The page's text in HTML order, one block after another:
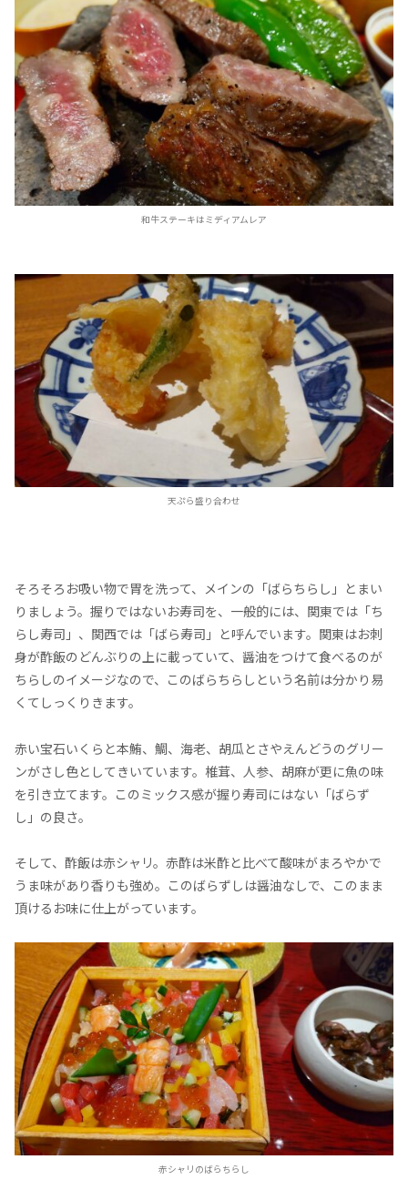
和牛ステーキはミディアムレア
天ぷら盛り合わせ
そろそろお吸い物で胃を洗って、メインの「ばらちらし」とまい
りましょう。握りではないお寿司を、一般的には、関東では「ち
らし寿司」、関西では「ばら寿司」と呼んでいます。関東はお刺
身が酢飯のどんぶりの上に載っていて、醤油をつけて食べるのが
ちらしのイメージなので、このばらちらしという名前は分かり易
くてしっくりきます。
赤い宝石いくらと本鮪、鯛、海老、胡瓜とさやえんどうのグリー
ンがさし色としてきいています。椎茸、人参、胡麻が更に魚の味
を引き立てます。このミックス感が握り寿司にはない「ばらず
し」の良さ。
そして、酢飯は赤シャリ。赤酢は米酢と比べて酸味がまろやかで
うま味があり香りも強め。このばらずしは醤油なしで、このまま
頂けるお味に仕上がっています。
赤シャリのばらちらし